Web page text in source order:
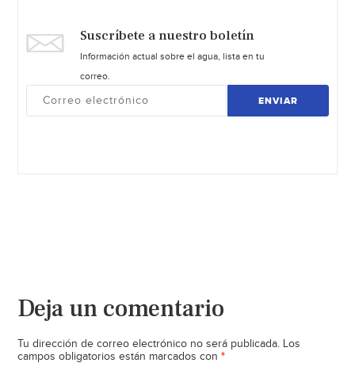
Suscríbete a nuestro boletín
Información actual sobre el agua, lista en tu
correo.
ENVIAR
Deja un comentario
Tu dirección de correo electrónico no será publicada. Los
campos obligatorios están marcados con *